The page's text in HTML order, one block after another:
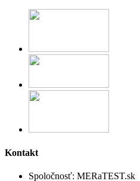
Kontakt
Spoločnosť: MERaTEST.sk